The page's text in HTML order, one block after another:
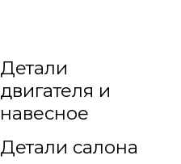
Детали
двигателя и
навесное
Детали салона